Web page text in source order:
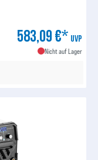
583,09 €* UVP
Nicht auf Lager